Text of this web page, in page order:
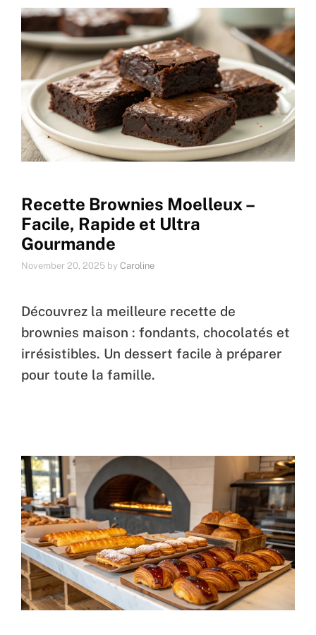
Recette Brownies Moelleux –
Facile, Rapide et Ultra
Gourmande
November 20, 2025 by Caroline
Découvrez la meilleure recette de
brownies maison : fondants, chocolatés et
irrésistibles. Un dessert facile à préparer
pour toute la famille.